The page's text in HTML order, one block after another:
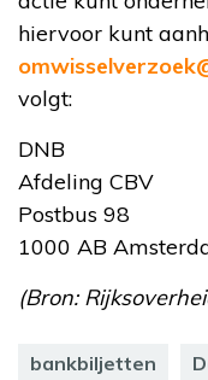
hiervoor kunt
volgt:
DNB
Afdeling CBV
Postbus 98
1000 AB
(Bron:
bankbiljetten